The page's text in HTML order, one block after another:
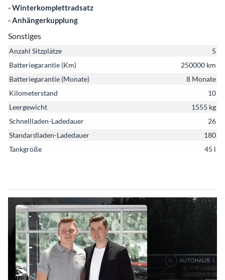
- Winterkomplettradsatz
- Anhängerkupplung
Sonstiges
Anzahl Sitzplätze
5
Batteriegarantie (Km)
250000 km
Batteriegarantie (Monate)
8 Monate
Kilometerstand
10
Leergewicht
1555 kg
Schnellladen-Ladedauer
26
Standardladen-Ladedauer
180
Tankgröße
45 l